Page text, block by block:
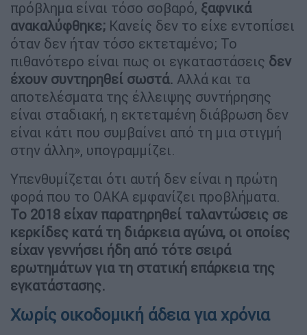
πρόβλημα είναι τόσο σοβαρό, ξαφνικά
ανακαλύφθηκε; Κανείς δεν το είχε εντοπίσει
όταν δεν ήταν τόσο εκτεταμένο; Το
πιθανότερο είναι πως οι εγκαταστάσεις δεν
έχουν συντηρηθεί σωστά. Αλλά και τα
αποτελέσματα της έλλειψης συντήρησης
είναι σταδιακή, η εκτεταμένη διάβρωση δεν
είναι κάτι που συμβαίνει από τη μια στιγμή
στην άλλη», υπογραμμίζει.
Υπενθυμίζεται ότι αυτή δεν είναι η πρώτη
φορά που το ΟΑΚΑ εμφανίζει προβλήματα.
Το 2018 είχαν παρατηρηθεί ταλαντώσεις σε
κερκίδες κατά τη διάρκεια αγώνα, οι οποίες
είχαν γεννήσει ήδη από τότε σειρά
ερωτημάτων για τη στατική επάρκεια της
εγκατάστασης.
Χωρίς οικοδομική άδεια για χρόνια